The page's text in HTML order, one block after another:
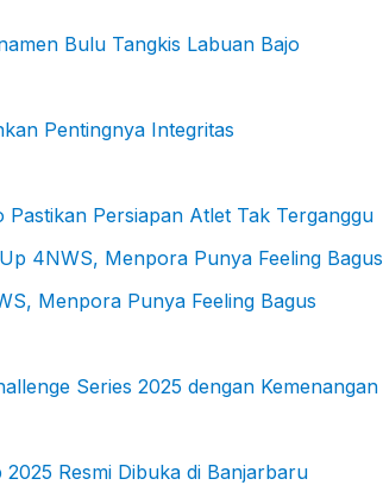
Bulu Tangkis Labuan Bajo
Pentingnya Integritas
Persiapan Atlet Tak Terganggu
Menpora Punya Feeling Bagus
Series 2025 dengan
Resmi Dibuka di Banjarbaru